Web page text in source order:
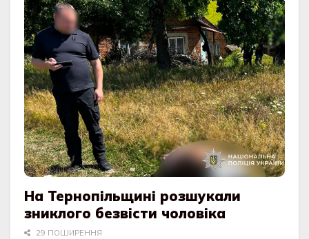
На Тернопільщині розшукали
зниклого безвісти чоловіка
29 ПОШИРЕННЯ